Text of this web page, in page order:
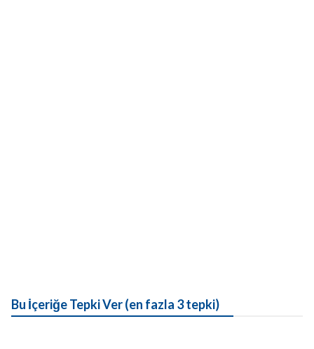
Bu İçeriğe Tepki Ver (en fazla 3 tepki)